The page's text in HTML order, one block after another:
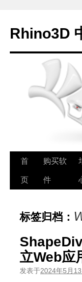
Rhino3D
跳
至
文
首
页
购买软
件
标签归档：
立Web应
发表于2024年5月13